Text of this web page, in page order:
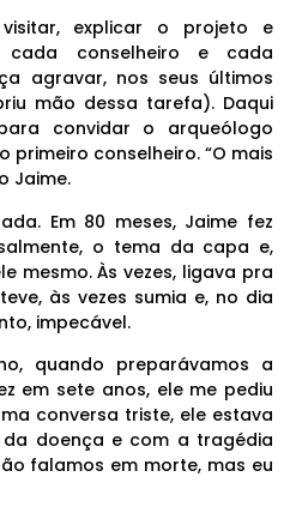
explicar o projeto e
cada conselheiro e cada
agravar, nos seus últimos
mão dessa tarefa). Daqui
convidar o arqueólogo
primeiro conselheiro. “O mais
Jaime.
Em 80 meses, Jaime fez
o tema da capa e,
mesmo. Às vezes, ligava pra
às vezes sumia e, no dia
impecável.
quando preparávamos a
em sete anos, ele me pediu
conversa triste, ele estava
doença e com a tragédia
falamos em morte, mas eu